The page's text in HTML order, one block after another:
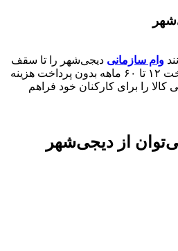
وام سازمانی دیجی‌شهر را تا سقف
۱۲ تا ۶۰
ماهه بدون پرداخت هزینه
را برای کارکنان خود فراهم
از دیجی‌شهر